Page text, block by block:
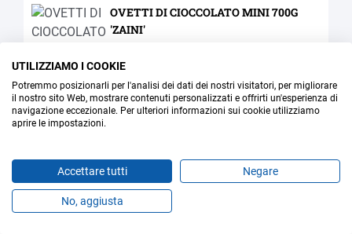
Prodotti Preferiti Temi
OVETTI DI CIOCCOLATO MINI 700G
'ZAINI'
Unità: 1 SAC
COLORATI 100 PEZZI
Cod.: SKO07
Unità: 1 NR.
UTILIZZIAMO I COOKIE
Potremmo posizionarli per l'analisi dei dati dei nostri visitatori, per migliorare
il nostro sito Web, mostrare contenuti personalizzati e offrirti un'esperienza di
navigazione eccezionale. Per ulteriori informazioni sui cookie utilizziamo
aprire le impostazioni.
Accettare tutti Negare
No, aggiusta